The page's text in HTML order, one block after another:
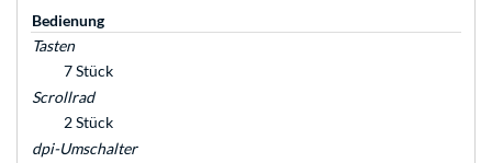
Bedienung
Tasten
7 Stück
Scrollrad
2 Stück
dpi-Umschalter